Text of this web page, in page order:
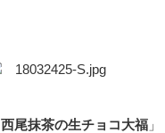
西尾抹茶の生チョコ大福」